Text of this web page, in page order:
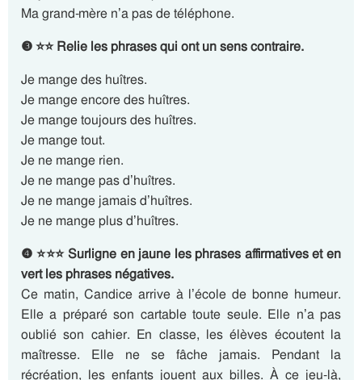
Ma grand-mère n’a pas de téléphone.
❸ ⭐⭐ Relie les phrases qui ont un sens contraire.
Je mange des huîtres.
Je mange encore des huîtres.
Je mange toujours des huîtres.
Je mange tout.
Je ne mange rien.
Je ne mange pas d’huîtres.
Je ne mange jamais d’huîtres.
Je ne mange plus d’huîtres.
❹ ⭐⭐⭐ Surligne en jaune les phrases affirmatives et en
vert les phrases négatives.
Ce matin, Candice arrive à l’école de bonne humeur.
Elle a préparé son cartable toute seule. Elle n’a pas
oublié son cahier. En classe, les élèves écoutent la
maîtresse. Elle ne se fâche jamais. Pendant la
récréation, les enfants jouent aux billes. À ce jeu-là,